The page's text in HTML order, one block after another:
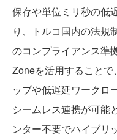
保存や単位ミリ秒の低
り、トルコ国内の法規
のコンプライアンス準
Zoneを活用すること
ップや低遅延ワークロ
シームレス連携が可能
ンター不要でハイブリ